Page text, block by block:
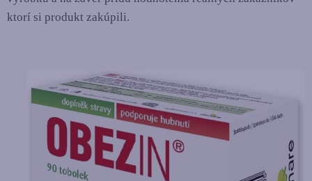
ktorí si produkt zakúpili.